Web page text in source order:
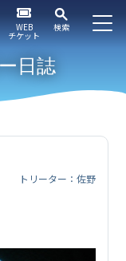
WEB
チケット
検索
日誌
トリーター：佐野